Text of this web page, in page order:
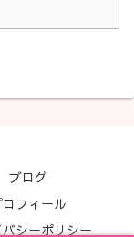
ブログ
ロフィール
シーポリシー